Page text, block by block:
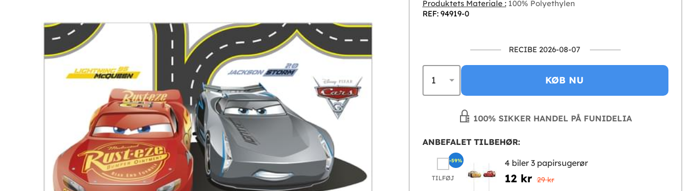
Produktets Materiale :100% Polyethylen
REF: 94919-0
RECIBE 2026-08-07
KØB NU
100% SIKKER HANDEL PÅ FUNIDELIA
ANBEFALET TILBEHØR:
TILFØJ
4 biler 3 papirsugerør
12 kr 29 kr
-59%